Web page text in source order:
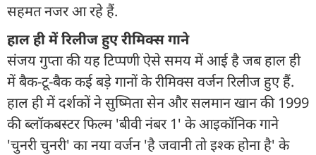
सहमत नजर आ रहे हैं.
हाल ही में रिलीज हुए रीमिक्स गाने
संजय गुप्ता की यह टिप्पणी ऐसे समय में आई है जब हाल ही
में बैक-टू-बैक कई बड़े गानों के रीमिक्स वर्जन रिलीज हुए हैं.
हाल ही में दर्शकों ने सुष्मिता सेन और सलमान खान की 1999
की ब्लॉकबस्टर फिल्म 'बीवी नंबर 1' के आइकॉनिक गाने
'चुनरी चुनरी' का नया वर्जन 'है जवानी तो इश्क होना है' के